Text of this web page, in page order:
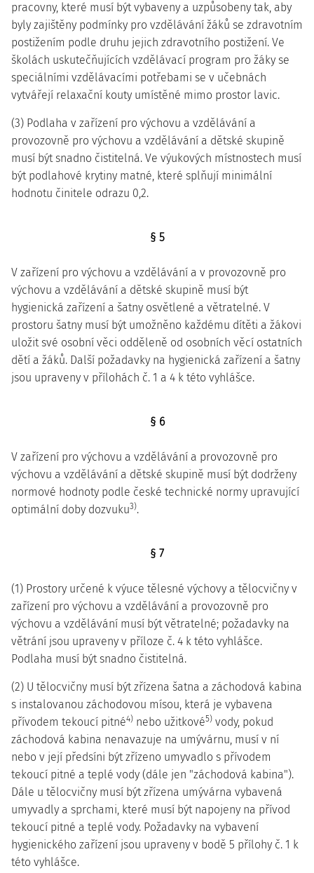
pracovny, které musí být vybaveny a uzpůsobeny tak, aby
byly zajištěny podmínky pro vzdělávání žáků se zdravotním
postižením podle druhu jejich zdravotního postižení. Ve
školách uskutečňujících vzdělávací program pro žáky se
speciálními vzdělávacími potřebami se v učebnách
vytvářejí relaxační kouty umístěné mimo prostor lavic.
(3) Podlaha v zařízení pro výchovu a vzdělávání a
provozovně pro výchovu a vzdělávání a dětské skupině
musí být snadno čistitelná. Ve výukových místnostech musí
být podlahové krytiny matné, které splňují minimální
hodnotu činitele odrazu 0,2.
§ 5
V zařízení pro výchovu a vzdělávání a v provozovně pro
výchovu a vzdělávání a dětské skupině musí být
hygienická zařízení a šatny osvětlené a větratelné. V
prostoru šatny musí být umožněno každému dítěti a žákovi
uložit své osobní věci odděleně od osobních věcí ostatních
dětí a žáků. Další požadavky na hygienická zařízení a šatny
jsou upraveny v přílohách č. 1 a 4 k této vyhlášce.
§ 6
V zařízení pro výchovu a vzdělávání a provozovně pro
výchovu a vzdělávání a dětské skupině musí být dodrženy
normové hodnoty podle české technické normy upravující
optimální doby dozvuku3).
§ 7
(1) Prostory určené k výuce tělesné výchovy a tělocvičny v
zařízení pro výchovu a vzdělávání a provozovně pro
výchovu a vzdělávání musí být větratelné; požadavky na
větrání jsou upraveny v příloze č. 4 k této vyhlášce.
Podlaha musí být snadno čistitelná.
(2) U tělocvičny musí být zřízena šatna a záchodová kabina
s instalovanou záchodovou mísou, která je vybavena
přívodem tekoucí pitné4) nebo užitkové5) vody, pokud
záchodová kabina nenavazuje na umývárnu, musí v ní
nebo v její předsíni být zřízeno umyvadlo s přívodem
tekoucí pitné a teplé vody (dále jen "záchodová kabina").
Dále u tělocvičny musí být zřízena umývárna vybavená
umyvadly a sprchami, které musí být napojeny na přívod
tekoucí pitné a teplé vody. Požadavky na vybavení
hygienického zařízení jsou upraveny v bodě 5 přílohy č. 1 k
této vyhlášce.